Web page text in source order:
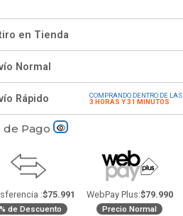
en Tienda
Normal
Rápido
COMPRANDO DENTRO DE LAS
3 HORAS Y 31 MINUTOS
Pago
:$75.991
de Descuento
WebPay Plus:$79.990
Precio Normal